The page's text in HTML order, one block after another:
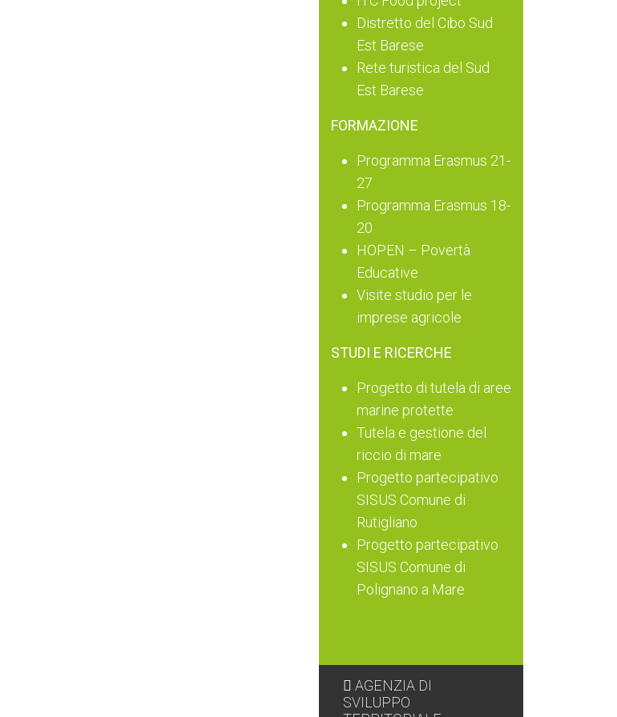
Distretto del Cibo Sud
Est Barese
Rete turistica del Sud
Est Barese
FORMAZIONE
Programma Erasmus 21-
27
Programma Erasmus 18-
20
HOPEN – Povertà
Educative
Visite studio per le
imprese agricole
STUDI E RICERCHE
Progetto di tutela di aree
marine protette
Tutela e gestione del
riccio di mare
Progetto partecipativo
SISUS Comune di
Rutigliano
Progetto partecipativo
SISUS Comune di
Polignano a Mare
AGENZIA DI
SVILUPPO